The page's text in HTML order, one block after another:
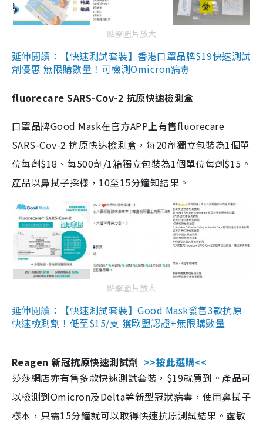
點擊圖片放大
延伸閱讀：【快速測試套裝】香港口罩品牌$19快速測試
劑優惠 無限購數量！可檢測Omicron病毒
fluorecare SARS-Cov-2 抗原快速檢測盒
口罩品牌Good Mask在官方APP上有售fluorecare
SARS-Cov-2 抗原快速檢測盒，每20劑獨立包裝為1個單
位每劑$18、每500劑/1箱獨立包裝為1個單位每劑$15。
產品以鼻拭子採樣，10至15分鐘知結果。
點擊圖片放大
延伸閱讀：【快速測試套裝】Good Mask發售3款抗原
快速檢測劑！低至$15/支 獲歐盟認證+無限購數量
Reagen 新冠抗原快速測試劑 >>按此選購<<
莎莎網店亦有售多款快速測試套裝，$19就買到。產品可
以檢測到Omicron及Delta等新型冠狀病毒，使用鼻拭子
樣本，只需15分鐘就可以取得快速抗原測試結果。靈敏